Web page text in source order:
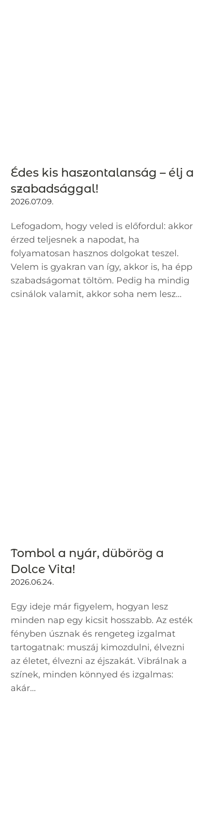
Édes kis haszontalanság – élj a
szabadsággal!
2026.07.09.
Lefogadom, hogy veled is előfordul: akkor
érzed teljesnek a napodat, ha
folyamatosan hasznos dolgokat teszel.
Velem is gyakran van így, akkor is, ha épp
szabadságomat töltöm. Pedig ha mindig
csinálok valamit, akkor soha nem lesz...
Tombol a nyár, dübörög a
Dolce Vita!
2026.06.24.
Egy ideje már figyelem, hogyan lesz
minden nap egy kicsit hosszabb. Az esték
fényben úsznak és rengeteg izgalmat
tartogatnak: muszáj kimozdulni, élvezni
az életet, élvezni az éjszakát. Vibrálnak a
színek, minden könnyed és izgalmas:
akár...